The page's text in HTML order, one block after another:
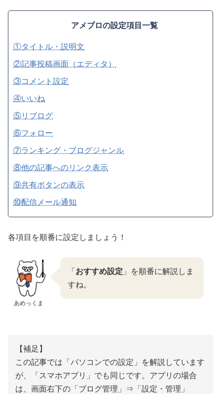
アメブロの設定項目一覧
①タイトル・説明文
②記事投稿画面（エディタ）
③コメント設定
④いいね
⑤リブログ
⑥フォロー
⑦ランキング・ブログジャンル
⑧他の記事へのリンク表示
⑨共有ボタンの表示
⑩配信メール通知
各項目を順番に設定しましょう！
あめっくま
「 おすすめ設定 」を順番に解説しま
すね。
【補足】
この記事では「パソコンでの設定」を解説しています
が、「スマホアプリ」でも同じです。アプリの場合
は、画面右下の「ブログ管理」⇒「設定・管理」